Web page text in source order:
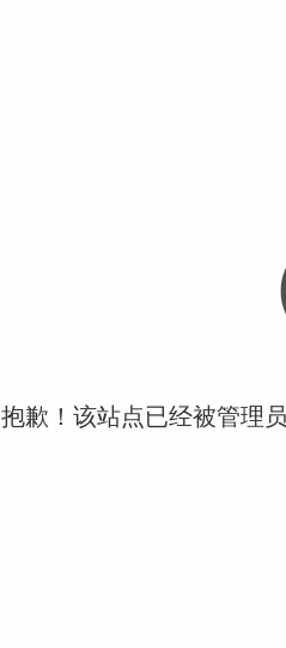
抱歉！该站点已经被管理